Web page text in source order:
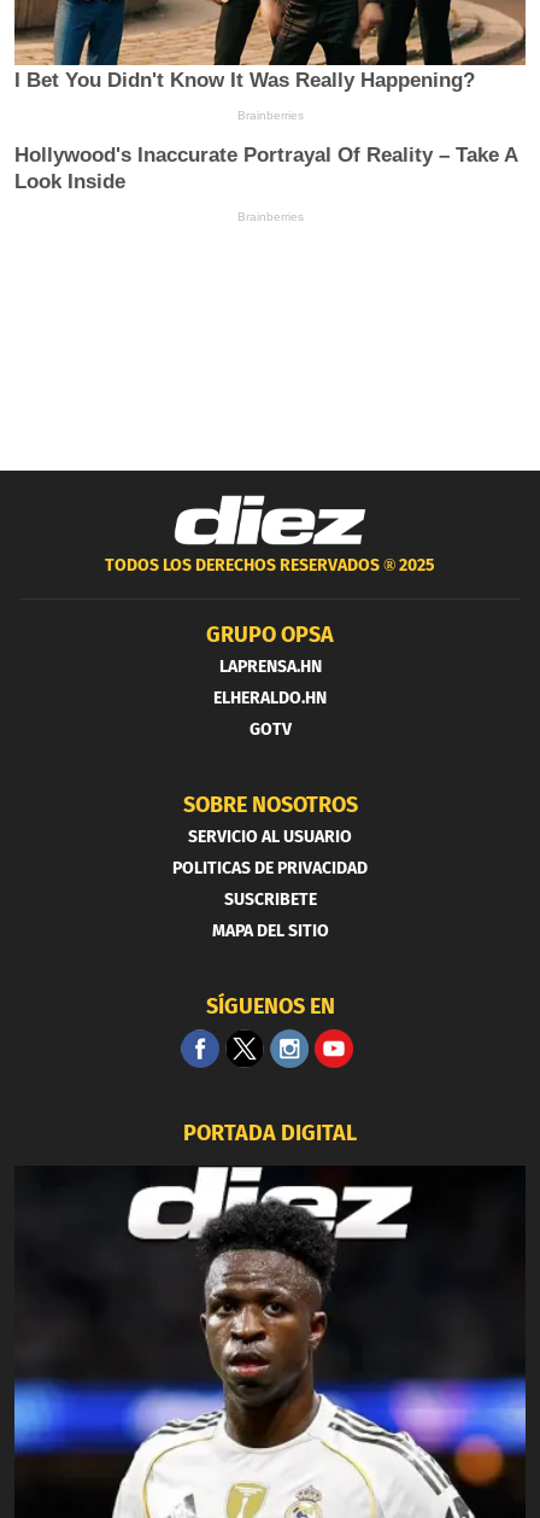
TODOS LOS DERECHOS RESERVADOS ®2025
GRUPO OPSA
LAPRENSA.HN
ELHERALDO.HN
GOTV
SOBRE NOSOTROS
SERVICIO AL USUARIO
POLITICAS DE PRIVACIDAD
SUSCRIBETE
MAPA DEL SITIO
SÍGUENOS EN
PORTADA DIGITAL